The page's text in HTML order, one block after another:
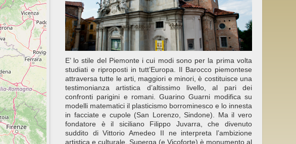
E’ lo stile del Piemonte i cui modi sono per la prima volta
studiati e riproposti in tutt’Europa. Il Barocco piemontese
attraversa tutte le arti, maggiori e minori, è costituisce una
testimonianza artistica d’altissimo livello, al pari dei
confronti parigini e romani. Guarino Guarni modifica su
modelli matematici il plasticismo borrominesco e lo innesta
in facciate e cupole (San Lorenzo, Sindone). Ma il vero
fondatore è il siciliano Filippo Juvarra, che divenuto
suddito di Vittorio Amedeo II ne interpreta l’ambizione
artistica e culturale. Superga (e Vicoforte) è monumento al